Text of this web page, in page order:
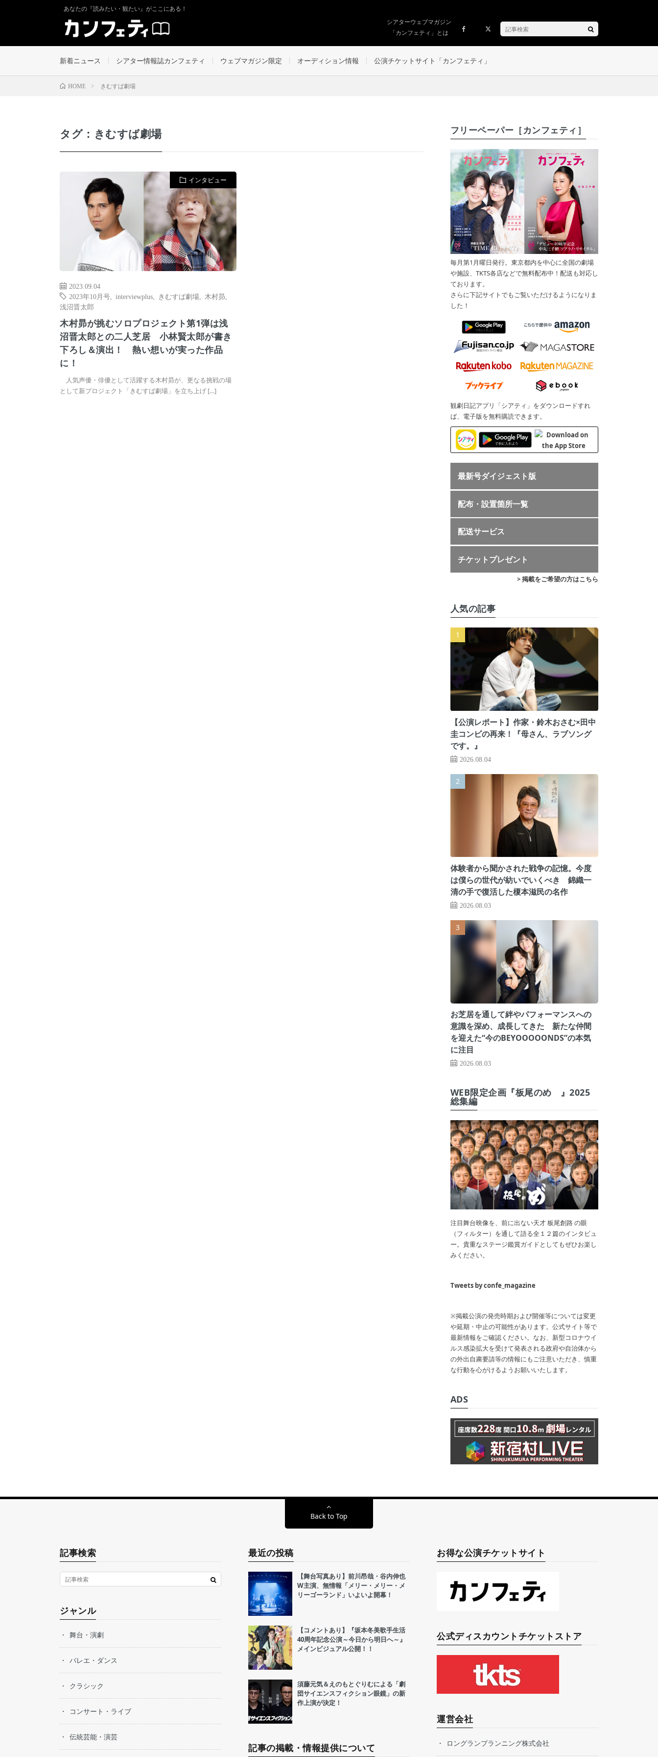
あなたの『読みたい・観たい』がここにある！
シアターウェブマガジン
「カンフェティ」とは
新着ニュース シアター情報誌カンフェティ ウェブマガジン限定 オーディション情報 公演チケットサイト「カンフェティ」
HOME きむすば劇場
タグ：きむすば劇場
インタビュー
2023.09.04
2023年10月号
interviewplus きむすば劇場 木村昴
浅沼晋太郎
木村昴が挑むソロプロジェクト第1弾は浅
沼晋太郎との二人芝居 小林賢太郎が書き
下ろし＆演出！ 熱い想いが実った作品
に！
人気声優・俳優として活躍する木村昴が、更なる挑戦の場
として新プロジェクト「きむすば劇場」を立ち上げ […]
フリーペーパー［カンフェティ］
毎月第1月曜日発行。東京都内を中心に全国の劇場
や施設、TKTS各店などで無料配布中！配送も対応し
ております。
さらに下記サイトでもご覧いただけるようになりま
した！
観劇日記アプリ「シアティ」をダウンロードすれ
ば、電子版を無料購読できます。
最新号ダイジェスト版
配布・設置箇所一覧
配送サービス
チケットプレゼント
> 掲載をご希望の方はこちら
人気の記事
【公演レポート】作家・鈴木おさむ×田中
圭コンビの再来！『母さん、ラブソング
です。』
2026.08.04
体験者から聞かされた戦争の記憶。今度
は僕らの世代が紡いでいくべき 錦織一
清の手で復活した榎本滋民の名作
2026.08.03
お芝居を通して絆やパフォーマンスへの
意識を深め、成長してきた 新たな仲間
を迎えた“今のBEYOOOOONDS”の本気
に注目
2026.08.03
WEB限定企画『板尾のめ゙』2025
総集編
注目舞台映像を、前に出ない天才 板尾創路 の眼
（フィルター）を通して語る全１２篇のインタビュ
ー。貴重なステージ鑑賞ガイドとしてもぜひお楽し
みください。
Tweets by confe_magazine
※掲載公演の発売時期および開催等については変更
や延期・中止の可能性があります。公式サイト等で
最新情報をご確認ください。なお、新型コロナウイ
ルス感染拡大を受けて発表される政府や自治体から
の外出自粛要請等の情報にもご注意いただき、慎重
な行動を心がけるようお願いいたします。
ADS
Back to Top
記事検索
ジャンル
舞台・演劇
バレエ・ダンス
クラシック
コンサート・ライブ
伝統芸能・演芸
最近の投稿
【舞台写真あり】前川昂哉・谷内伸也
W主演、無情報「メリー・メリー・メ
リーゴーランド」いよいよ開幕！
【コメントあり】『坂本冬美歌手生活
40周年記念公演～今日から明日へ～』
メインビジュアル公開！！
須藤元気＆えのもとぐりむによる「劇
団サイエンスフィクション眼鏡」の新
作上演が決定！
記事の掲載・情報提供について
お得な公演チケットサイト
公式ディスカウントチケットストア
運営会社
ロングランプランニング株式会社